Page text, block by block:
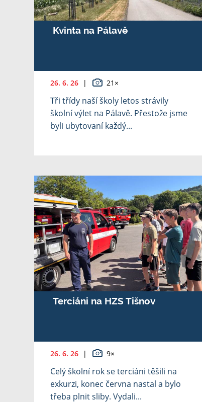
Kvinta na Pálavě
26. 6. 26 | 21×
Tři třídy naší školy letos strávily
školní výlet na Pálavě. Přestože jsme
byli ubytovaní každý...
Terciáni na HZS Tišnov
26. 6. 26 | 9×
Celý školní rok se terciáni těšili na
exkurzi, konec června nastal a bylo
třeba plnit sliby. Vydali...